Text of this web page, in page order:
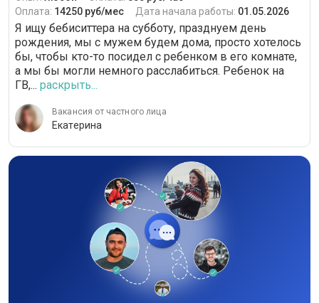
Оплата: 14250 руб/мес Дата начала работы: 01.05.2026
Я ищу бебиситтера на субботу, празднуем день
рождения, мы с мужем будем дома, просто хотелось
бы, чтобы кто-то посидел с ребенком в его комнате,
а мы бы могли немного расслабиться. Ребенок на
ГВ,... раскрыть...
Вакансия от частного лица
Екатерина